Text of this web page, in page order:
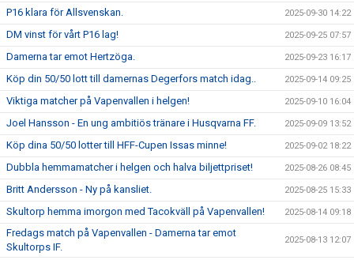
P16 klara för Allsvenskan. 2025-09-30 14:22
DM vinst för vårt P16 lag! 2025-09-25 07:57
Damerna tar emot Hertzöga. 2025-09-23 16:17
Köp din 50/50 lott till damernas Degerfors match idag.. 2025-09-14 09:25
Viktiga matcher på Vapenvallen i helgen! 2025-09-10 16:04
Joel Hansson - En ung ambitiös tränare i Husqvarna FF. 2025-09-09 13:52
Köp dina 50/50 lotter till HFF-Cupen Issas minne! 2025-09-02 18:22
Dubbla hemmamatcher i helgen och halva biljettpriset! 2025-08-26 08:45
Britt Andersson - Ny på kansliet. 2025-08-25 15:33
Skultorp hemma imorgon med Tacokväll på Vapenvallen! 2025-08-14 09:18
Fredags match på Vapenvallen - Damerna tar emot
Skultorps IF.
2025-08-13 12:07